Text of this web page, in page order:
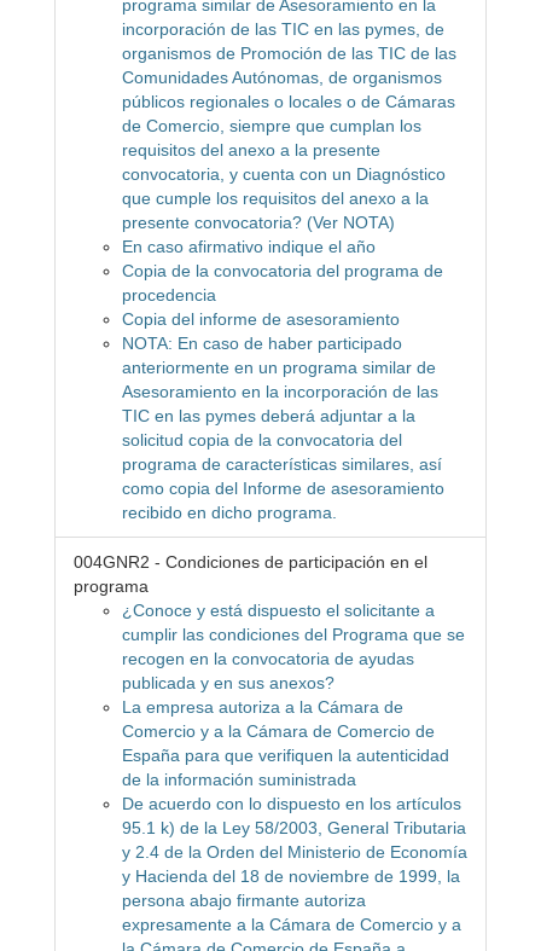
programa similar de Asesoramiento en la
incorporación de las TIC en las pymes, de
organismos de Promoción de las TIC de las
Comunidades Autónomas, de organismos
públicos regionales o locales o de Cámaras
de Comercio, siempre que cumplan los
requisitos del anexo a la presente
convocatoria, y cuenta con un Diagnóstico
que cumple los requisitos del anexo a la
presente convocatoria? (Ver NOTA)
En caso afirmativo indique el año
Copia de la convocatoria del programa de
procedencia
Copia del informe de asesoramiento
NOTA: En caso de haber participado
anteriormente en un programa similar de
Asesoramiento en la incorporación de las
TIC en las pymes deberá adjuntar a la
solicitud copia de la convocatoria del
programa de características similares, así
como copia del Informe de asesoramiento
recibido en dicho programa.
004GNR2 - Condiciones de participación en el
programa
¿Conoce y está dispuesto el solicitante a
cumplir las condiciones del Programa que se
recogen en la convocatoria de ayudas
publicada y en sus anexos?
La empresa autoriza a la Cámara de
Comercio y a la Cámara de Comercio de
España para que verifiquen la autenticidad
de la información suministrada
De acuerdo con lo dispuesto en los artículos
95.1 k) de la Ley 58/2003, General Tributaria
y 2.4 de la Orden del Ministerio de Economía
y Hacienda del 18 de noviembre de 1999, la
persona abajo firmante autoriza
expresamente a la Cámara de Comercio y a